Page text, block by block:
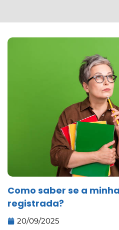
Como saber se a
registrada?
20/09/2025